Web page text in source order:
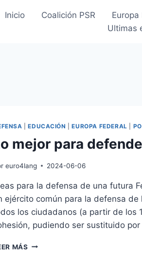
Inicio Coalición PSR Europa
Ultimas
|EDUCACIÓN |EUROPA FEDERAL
mejor para
euro4lang 2024-06-06
para la defensa de una futura
ejército común para la defensa
los ciudadanos (a partir de los
pudiendo ser sustituido
MÁS LO